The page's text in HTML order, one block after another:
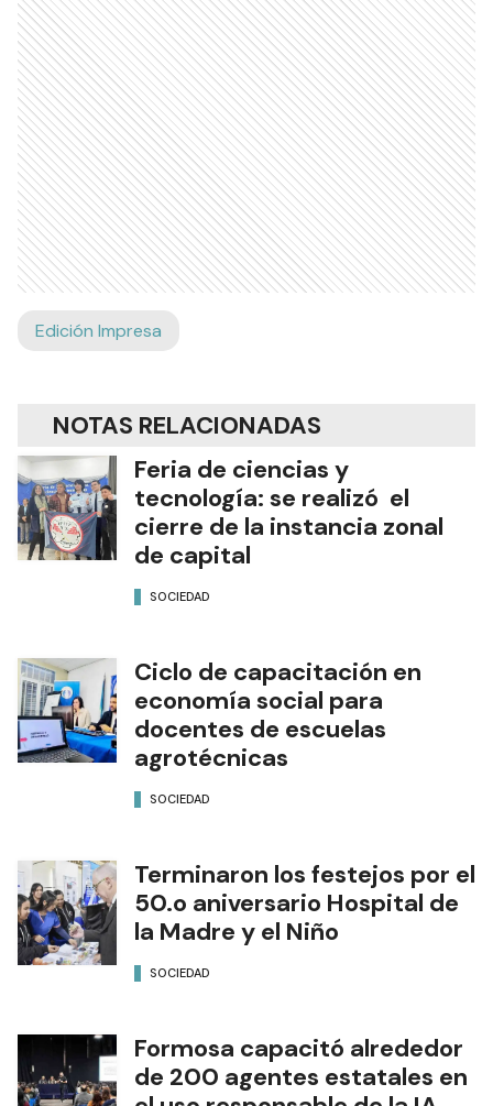
Edición Impresa
NOTAS RELACIONADAS
Feria de ciencias y
tecnología: se realizó el
cierre de la instancia zonal
de capital
SOCIEDAD
Ciclo de capacitación en
economía social para
docentes de escuelas
agrotécnicas
SOCIEDAD
Terminaron los festejos por el
50.o aniversario Hospital de
la Madre y el Niño
SOCIEDAD
Formosa capacitó alrededor
de 200 agentes estatales en